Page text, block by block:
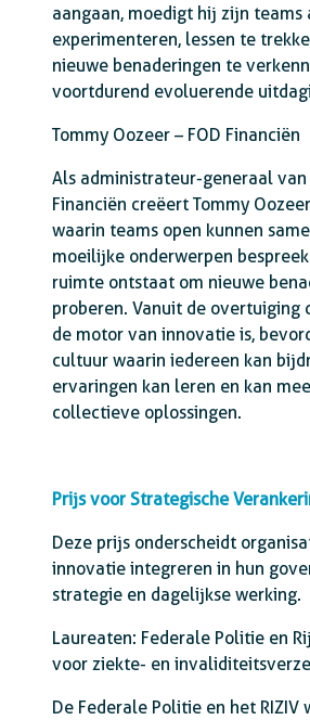
aangaan, moedigt hij zijn teams
experimenteren, lessen te
nieuwe benaderingen te
voortdurend evoluerende
Tommy Oozeer – FOD Financiën
Als administrateur-generaal van
Financiën creëert Tommy
waarin teams open kunnen
moeilijke onderwerpen
ruimte ontstaat om nieuwe
proberen. Vanuit de overtuiging
de motor van innovatie is,
cultuur waarin iedereen kan
ervaringen kan leren en kan
collectieve oplossingen.
Prijs voor Strategische
Deze prijs onderscheidt
innovatie integreren in hun
strategie en dagelijkse werking.
Laureaten: Federale Politie en
voor ziekte- en
De Federale Politie en het RIZIV